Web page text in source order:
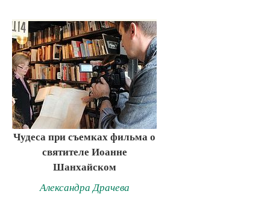
Чудеса при съемках фильма о
святителе Иоанне
Шанхайском
Александра Драчева